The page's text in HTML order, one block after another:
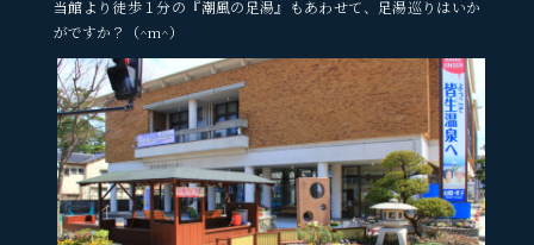
当館より徒歩１分の『潮風の足湯』もあわせて、足湯巡りはいか
がですか？（^m^）